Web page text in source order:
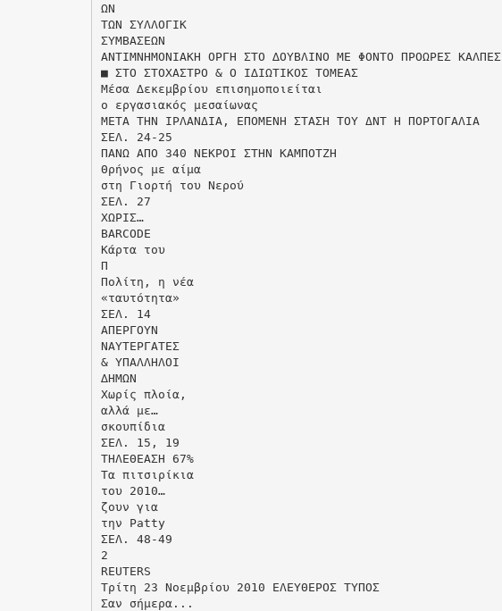
ΩΝ
ΤΩΝ ΣΥΛΛΟΓΙΚ
ΣΥΜΒΑΣΕΩΝ
ΑΝΤΙΜΝΗΜΟΝΙΑΚΗ ΟΡΓΗ ΣΤΟ ∆ΟΥΒΛΙΝΟ ΜΕ ΦΟΝΤΟ ΠΡΟΩΡΕΣ ΚΑΛΠΕΣ
■ ΣΤΟ ΣΤΟΧΑΣΤΡΟ & Ο Ι∆ΙΩΤΙΚΟΣ ΤΟΜΕΑΣ
Μέσα ∆εκεµβρίου επισηµοποιείται
ο εργασιακός µεσαίωνας
ΜΕΤΑ ΤΗΝ ΙΡΛΑΝΔΙΑ, ΕΠΟΜΕΝΗ ΣΤΑΣΗ ΤΟΥ ΔΝΤ Η ΠΟΡΤΟΓΑΛΙΑ
ΣΕΛ. 24-25
ΠΑΝΩ ΑΠΟ 340 ΝΕΚΡΟΙ ΣΤΗΝ ΚΑΜΠΟΤΖΗ
Θρήνος µε αίµα
στη Γιορτή του Νερού
ΣΕΛ. 27
ΧΩΡΙΣ…
BARCODE
Κάρτα του
Π
Πολίτη, η νέα
«ταυτότητα»
ΣΕΛ. 14
ΑΠΕΡΓΟΥΝ
ΝΑΥΤΕΡΓΑΤΕΣ
& ΥΠΑΛΛΗΛΟΙ
∆ΗΜΩΝ
Χωρίς πλοία,
αλλά µε…
σκουπίδια
ΣΕΛ. 15, 19
ΤΗΛΕΘΕΑΣΗ 67%
Tα πιτσιρίκια
του 2010…
ζουν για
την Patty
ΣΕΛ. 48-49
2
REUTERS
Τρίτη 23 Νοεµβρίου 2010 ΕΛΕΥΘΕΡΟΣ ΤΥΠΟΣ
Σαν σήµερα...